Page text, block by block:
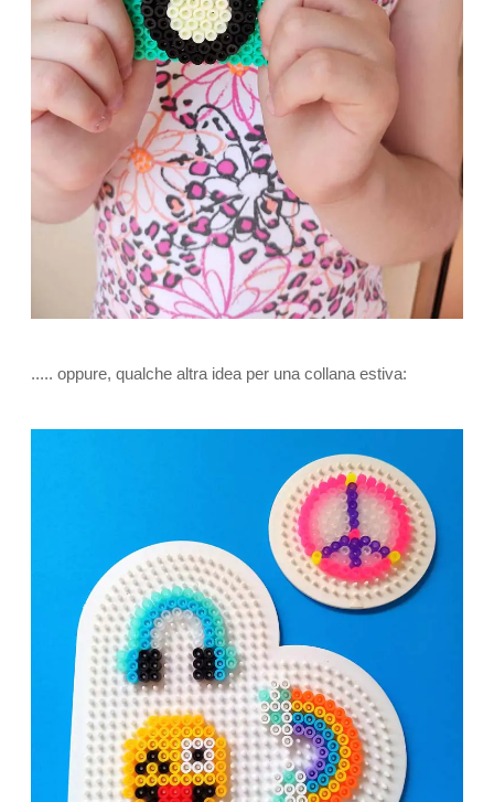
..... oppure, qualche altra idea per una collana estiva: